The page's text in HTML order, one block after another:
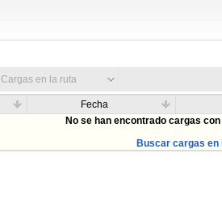
Cargas en la ruta
Fecha
No se han encontrado cargas
Buscar cargas en